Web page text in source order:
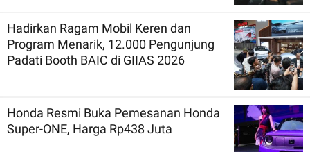
Hadirkan Ragam Mobil Keren dan
Program Menarik, 12.000 Pengunjung
Padati Booth BAIC di GIIAS 2026
Honda Resmi Buka Pemesanan Honda
Super-ONE, Harga Rp438 Juta